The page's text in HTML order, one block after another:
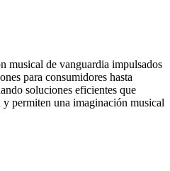
musical de vanguardia impulsados
para consumidores hasta
soluciones eficientes que
permiten una imaginación musical